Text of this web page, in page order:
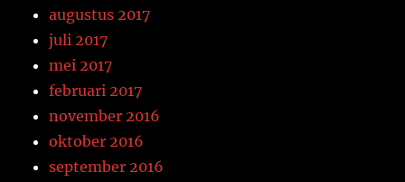
augustus 2017
juli 2017
mei 2017
februari 2017
november 2016
oktober 2016
september 2016